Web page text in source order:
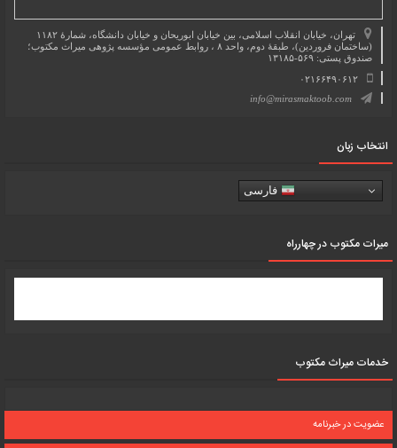
تهران، خیابان انقلاب اسلامی، بین خیابان ابوریحان و خیابان دانشگاه، شمارۀ ۱۱۸۲
(ساختمان فروردین)، طبقۀ دوم، واحد ۸ ، روابط عمومی مؤسسه پژوهی میراث مکتوب؛
صندوق پستی: ۵۶۹-۱۳۱۸۵
۰۲۱۶۶۴۹۰۶۱۲
info@mirasmaktoob.com
انتخاب زبان
فارسی
میرات مکتوب در چهارراه
خدمات میراث مکتوب
عضویت در خبرنامه